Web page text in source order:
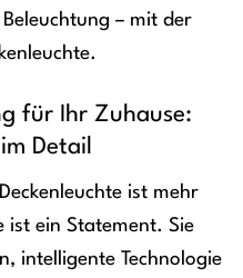
– mit der
für Ihr Zuhause:
Detail
ist mehr
ist ein Statement. Sie
intelligente Technologie